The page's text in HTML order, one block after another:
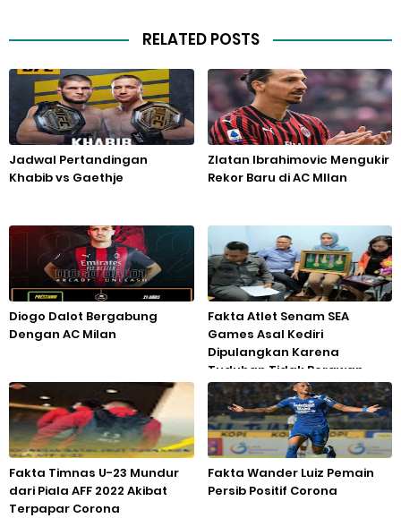
RELATED POSTS
Jadwal Pertandingan
Khabib vs Gaethje
Zlatan Ibrahimovic Mengukir
Rekor Baru di AC MIlan
Diogo Dalot Bergabung
Dengan AC Milan
Fakta Atlet Senam SEA
Games Asal Kediri
Dipulangkan Karena
Tuduhan Tidak Perawan
Fakta Timnas U-23 Mundur
dari Piala AFF 2022 Akibat
Terpapar Corona
Fakta Wander Luiz Pemain
Persib Positif Corona